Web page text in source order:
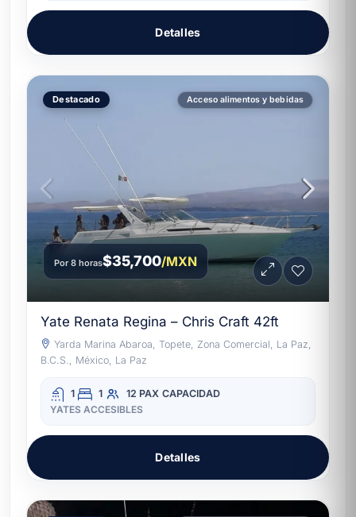
Detalles
Destacado Acceso alimentos y bebidas
Por 8 horas$35,700/MXN
Yate Renata Regina – Chris Craft 42ft
Yarda Marina Abaroa, Topete, Zona Comercial, La Paz,
B.C.S., México, La Paz
1 1 12 PAX CAPACIDAD
YATES ACCESIBLES
Detalles